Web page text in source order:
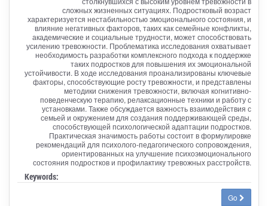
сложных жизненных ситуациях. Подростковый возраст
характеризуется нестабильностью эмоционального состояния, и
влияние негативных факторов, таких как семейные конфликты,
академические и социальные трудности, может способствовать
усилению тревожности. Проблематика исследования охватывает
необходимость разработки комплексного подхода к поддержке
таких подростков для повышения их эмоциональной
устойчивости. В ходе исследования проанализированы ключевые
факторы, способствующие росту тревожности, и представлены
методики снижения тревожности, включая когнитивно-
поведенческую терапию, релаксационные техники и работу с
установками. Также обсуждается важность взаимодействия с
семьей и окружением для создания поддерживающей среды,
способствующей психологической адаптации подростков.
Практическая значимость работы состоит в формулировке
рекомендаций для психолого-педагогического сопровождения,
ориентированных на улучшение психоэмоционального
состояния подростков и профилактику тревожных расстройств.
Keywords:
Go